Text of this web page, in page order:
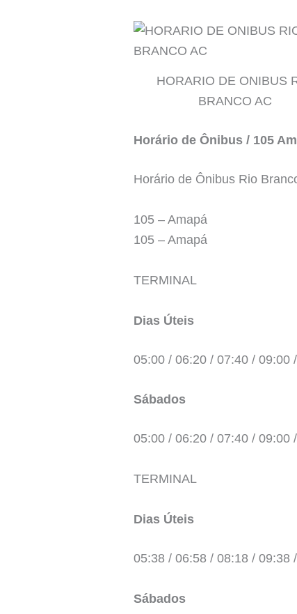
HORARIO DE ONIBUS
BRANCO AC
Horário de Ônibus / 105
Horário de Ônibus Rio
105 – Amapá
105 – Amapá
TERMINAL
Dias Úteis
05:00 / 06:20 / 07:40 / 09:00
Sábados
05:00 / 06:20 / 07:40 / 09:00
TERMINAL
Dias Úteis
05:38 / 06:58 / 08:18 / 09:38
Sábados